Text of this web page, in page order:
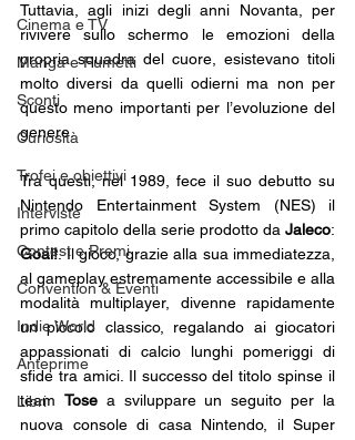
Cinema e TV
Manga e Fumetti
Sconti
Curiosità
Trofei e obiettivi
Interviste
Contest e Premi
Convention & Eventi
Indie World
Anteprime
Libri
Tuttavia, agli inizi degli anni Novanta, per
rivivere sullo schermo le emozioni della
propria squadra del cuore, esistevano titoli
molto diversi da quelli odierni ma non per
questo meno importanti per l’evoluzione del
genere.
Tra questi, nel 1989, fece il suo debutto su
Nintendo Entertainment System (NES) il
primo capitolo della serie prodotto da Jaleco
Goal!. Il gioco, grazie alla sua immediatezza,
al gameplay estremamente accessibile e alla
modalità multiplayer, divenne rapidamente
un piccolo classico, regalando ai giocatori
appassionati di calcio lunghi pomeriggi di
sfide tra amici. Il successo del titolo spinse il
team Tose a sviluppare un seguito per la
nuova console di casa Nintendo, il Super